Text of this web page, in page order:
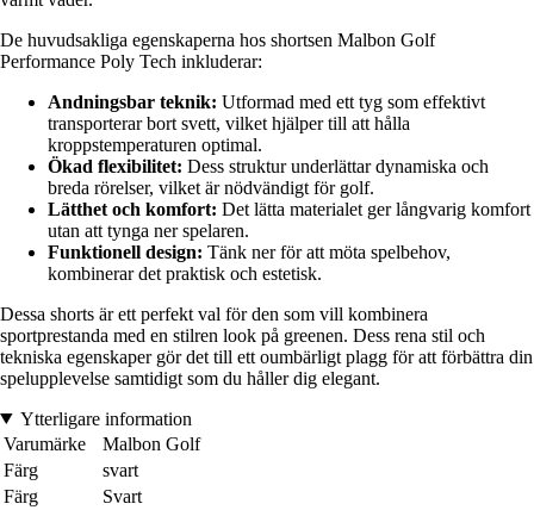
De huvudsakliga egenskaperna hos shortsen Malbon Golf
Performance Poly Tech inkluderar:
Andningsbar teknik: Utformad med ett tyg som effektivt
transporterar bort svett, vilket hjälper till att hålla
kroppstemperaturen optimal.
Ökad flexibilitet: Dess struktur underlättar dynamiska och
breda rörelser, vilket är nödvändigt för golf.
Lätthet och komfort: Det lätta materialet ger långvarig komfort
utan att tynga ner spelaren.
Funktionell design: Tänk ner för att möta spelbehov,
kombinerar det praktisk och estetisk.
Dessa shorts är ett perfekt val för den som vill kombinera
sportprestanda med en stilren look på greenen. Dess rena stil och
tekniska egenskaper gör det till ett oumbärligt plagg för att förbättra din
spelupplevelse samtidigt som du håller dig elegant.
Ytterligare information
Varumärke
Malbon Golf
Färg
svart
Färg
Svart